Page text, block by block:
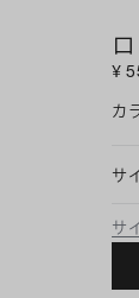
¥
カ
サ
サ